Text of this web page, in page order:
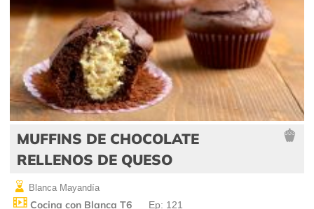
MUFFINS DE CHOCOLATE
RELLENOS DE QUESO
Blanca Mayandía
Cocina con Blanca T6 Ep: 121